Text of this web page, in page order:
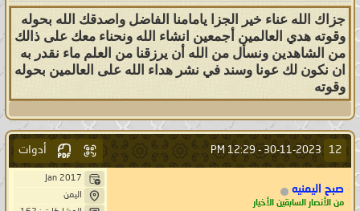
جزاك الله عناء خير الجزا يامامنا الفاضل واصدقك الله بحوله
وقوته هدي العالمين أجمعين انشاء الله ونحناء معك على ذالك
من الشاهدين ونسأل من الله أن يرزقنا من العلم ماء نقدر به
ان نكون لك عونا وسند في نشر هداء الله على العالمين بحوله
وقوته
12
30-11-2023 -
12:29 PM أدوات
صبح اليمنيه
من الأنصار السابقين الأخيار
Jan 2017
اليمن